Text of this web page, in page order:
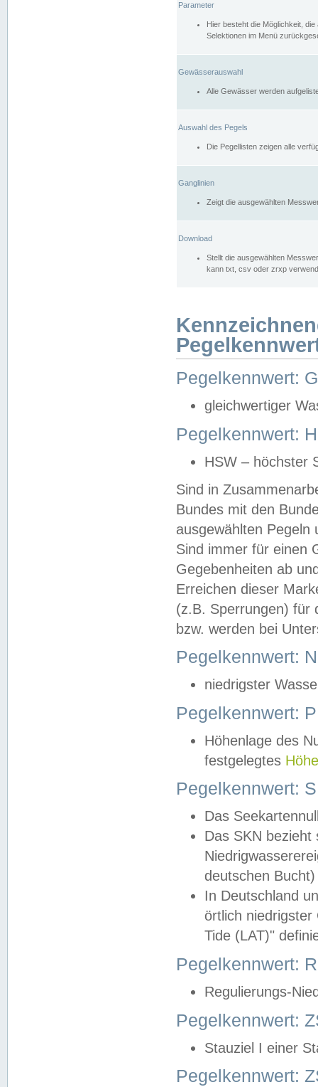
Parameter
Hier besteht die Möglichkeit,
Selektionen im Menü
Gewässerauswahl
Alle Gewässer werden
Auswahl des Pegels
Die Pegellisten zeigen alle
Ganglinien
Zeigt die ausgewählten
Download
Stellt die ausgewählten
kann txt, csv oder zrxp
Pegelkennwert:
gleichwertiger
Pegelkennwert:
HSW – höchster
Sind in
Bundes mit den
ausgewählten
Sind immer für einen
Gegebenheiten ab
Erreichen dieser
(z.B. Sperrungen) für
bzw. werden bei
Pegelkennwert:
niedrigster
Pegelkennwert:
Höhenlage des
festgelegtes
Pegelkennwert:
Das
Das SKN
deutschen
In Deutschland
örtlich
Tide (LAT)"
Pegelkennwert:
Regulierungs-
Pegelkennwert:
Stauziel I einer
Pegelkennwert: